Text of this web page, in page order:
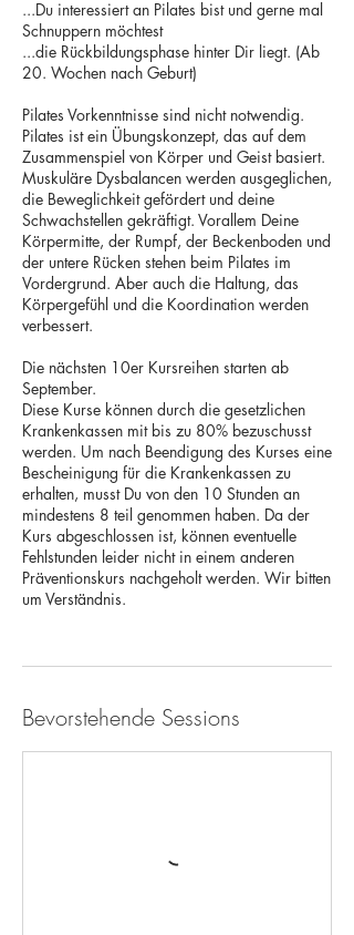
...Du interessiert an Pilates bist und gerne mal
Schnuppern möchtest
...die Rückbildungsphase hinter Dir liegt. (Ab
20. Wochen nach Geburt)
Pilates Vorkenntnisse sind nicht notwendig.
Pilates ist ein Übungskonzept, das auf dem
Zusammenspiel von Körper und Geist basiert.
Muskuläre Dysbalancen werden ausgeglichen,
die Beweglichkeit gefördert und deine
Schwachstellen gekräftigt. Vorallem Deine
Körpermitte, der Rumpf, der Beckenboden und
der untere Rücken stehen beim Pilates im
Vordergrund. Aber auch die Haltung, das
Körpergefühl und die Koordination werden
verbessert.
Die nächsten 10er Kursreihen starten ab
September.
Diese Kurse können durch die gesetzlichen
Krankenkassen mit bis zu 80% bezuschusst
werden. Um nach Beendigung des Kurses eine
Bescheinigung für die Krankenkassen zu
erhalten, musst Du von den 10 Stunden an
mindestens 8 teil genommen haben. Da der
Kurs abgeschlossen ist, können eventuelle
Fehlstunden leider nicht in einem anderen
Präventionskurs nachgeholt werden. Wir bitten
um Verständnis.
Bevorstehende Sessions